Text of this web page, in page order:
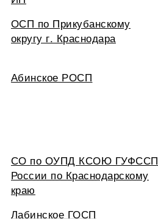
ОСП по Прикубанскому
округу г. Краснодара
Абинское РОСП
СО по ОУПД КСОЮ ГУФССП
России по Краснодарскому
краю
Лабинское ГОСП